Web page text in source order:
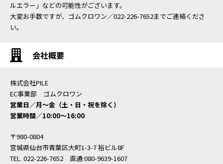
ルエラー」などの可能性がございます。
大変お手数ですが、ゴムクロワン／022-226-7652までご連絡くださ
い。
会社概要
株式会社PILE
EC事業部 ゴムクロワン
営業日／月〜金（土・日・祝を除く）
営業時間／10:00〜16:00
〒980-0804
宮城県仙台市青葉区大町1-3-7 裕ビル8F
TEL. 022-226-7652 直通:080-9639-1607